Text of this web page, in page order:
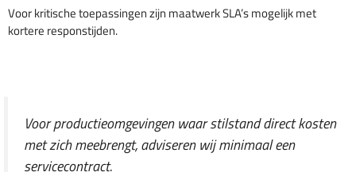
Voor kritische toepassingen zijn maatwerk SLA’s mogelijk met
kortere responstijden.
Voor productieomgevingen waar stilstand direct kosten
met zich meebrengt, adviseren wij minimaal een
servicecontract.